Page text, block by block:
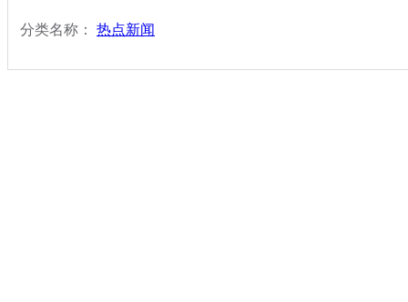
分类名称： 热点新闻